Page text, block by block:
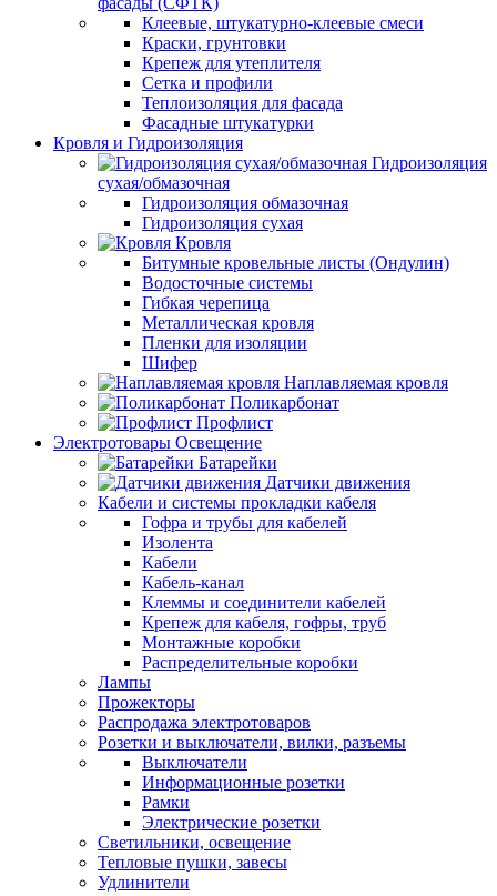
Клеевые, штукатурно-клеевые смеси
Краски, грунтовки
Крепеж для утеплителя
Сетка и профили
Теплоизоляция для фасада
Фасадные штукатурки
Кровля и Гидроизоляция
Гидроизоляция
сухая/обмазочная
Гидроизоляция обмазочная
Гидроизоляция сухая
Кровля
Битумные кровельные листы (Ондулин)
Водосточные системы
Гибкая черепица
Металлическая кровля
Пленки для изоляции
Шифер
Наплавляемая кровля
Поликарбонат
Профлист
Электротовары Освещение
Батарейки
Датчики движения
Кабели и системы прокладки кабеля
Гофра и трубы для кабелей
Изолента
Кабели
Кабель-канал
Клеммы и соединители кабелей
Крепеж для кабеля, гофры, труб
Монтажные коробки
Распределительные коробки
Лампы
Прожекторы
Распродажа электротоваров
Розетки и выключатели, вилки, разъемы
Выключатели
Информационные розетки
Рамки
Электрические розетки
Светильники, освещение
Тепловые пушки, завесы
Удлинители